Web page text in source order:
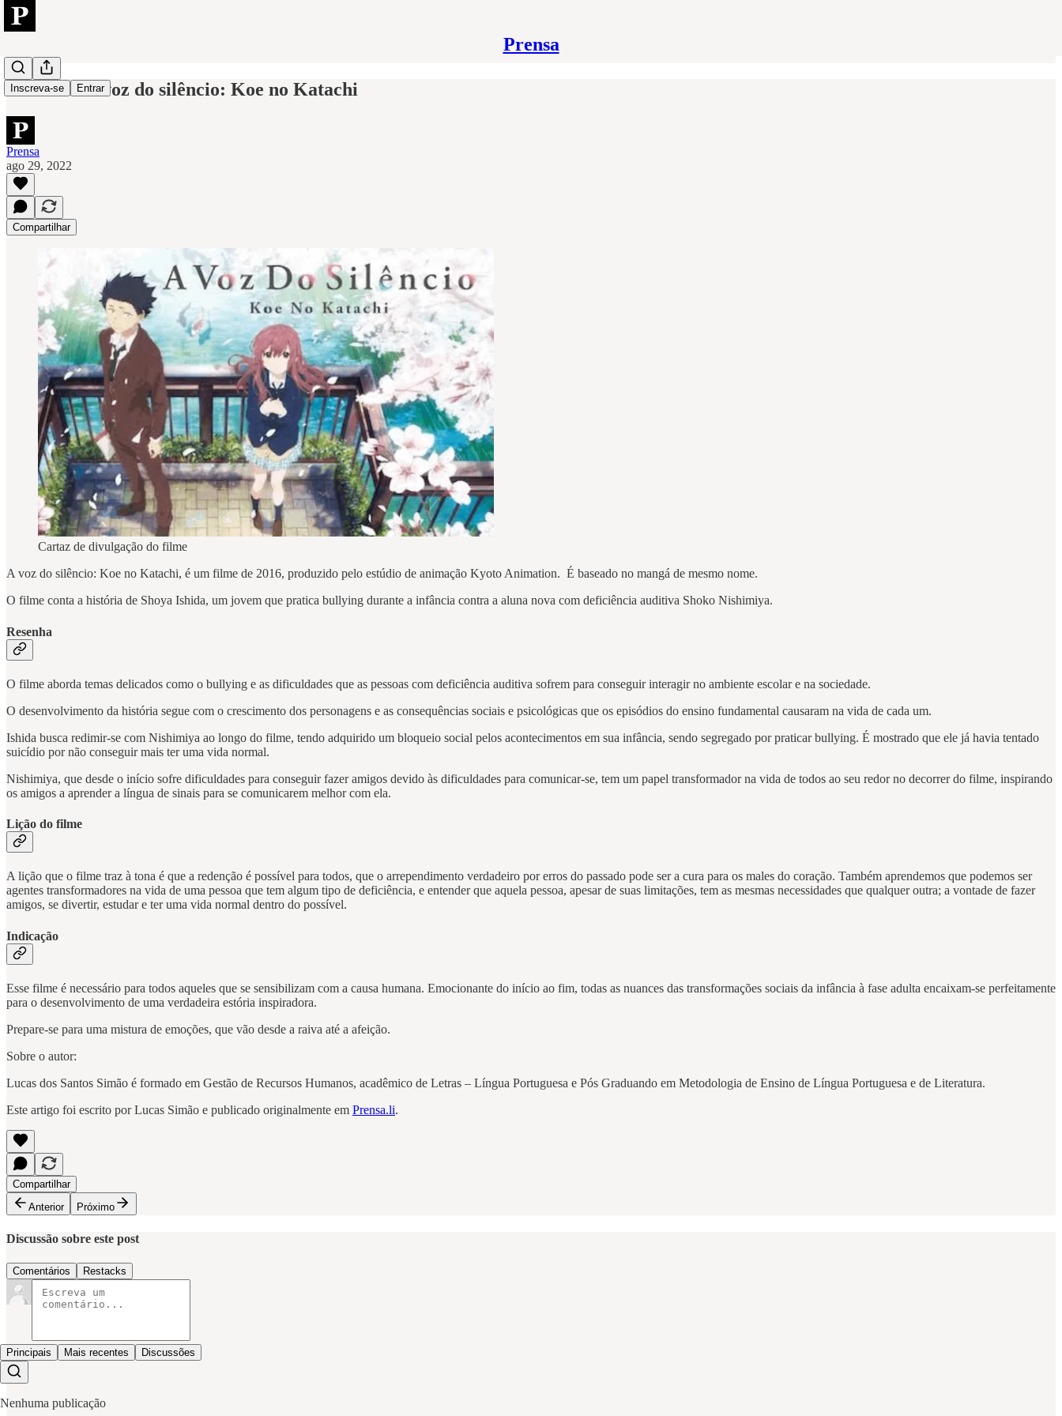
Prensa
Inscreva-se Entrar
Resenha: A voz do silêncio: Koe no Katachi
Prensa
ago 29, 2022
Compartilhar
Cartaz de divulgação do filme
A voz do silêncio: Koe no Katachi, é um filme de 2016, produzido pelo estúdio de animação Kyoto Animation. É baseado no mangá de mesmo nome.
O filme conta a história de Shoya Ishida, um jovem que pratica bullying durante a infância contra a aluna nova com deficiência auditiva Shoko Nishimiya.
Resenha
O filme aborda temas delicados como o bullying e as dificuldades que as pessoas com deficiência auditiva sofrem para conseguir interagir no ambiente escolar e na sociedade.
O desenvolvimento da história segue com o crescimento dos personagens e as consequências sociais e psicológicas que os episódios do ensino fundamental causaram na vida de cada um.
Ishida busca redimir-se com Nishimiya ao longo do filme, tendo adquirido um bloqueio social pelos acontecimentos em sua infância, sendo segregado por praticar bullying. É mostrado que ele já havia tentado
suicídio por não conseguir mais ter uma vida normal.
Nishimiya, que desde o início sofre dificuldades para conseguir fazer amigos devido às dificuldades para comunicar-se, tem um papel transformador na vida de todos ao seu redor no decorrer do filme, inspirando
os amigos a aprender a língua de sinais para se comunicarem melhor com ela.
Lição do filme
A lição que o filme traz à tona é que a redenção é possível para todos, que o arrependimento verdadeiro por erros do passado pode ser a cura para os males do coração. Também aprendemos que podemos ser
agentes transformadores na vida de uma pessoa que tem algum tipo de deficiência, e entender que aquela pessoa, apesar de suas limitações, tem as mesmas necessidades que qualquer outra; a vontade de fazer
amigos, se divertir, estudar e ter uma vida normal dentro do possível.
Indicação
Esse filme é necessário para todos aqueles que se sensibilizam com a causa humana. Emocionante do início ao fim, todas as nuances das transformações sociais da infância à fase adulta encaixam-se perfeitamente
para o desenvolvimento de uma verdadeira estória inspiradora.
Prepare-se para uma mistura de emoções, que vão desde a raiva até a afeição.
Sobre o autor:
Lucas dos Santos Simão é formado em Gestão de Recursos Humanos, acadêmico de Letras – Língua Portuguesa e Pós Graduando em Metodologia de Ensino de Língua Portuguesa e de Literatura.
Este artigo foi escrito por Lucas Simão e publicado originalmente em Prensa.li.
Compartilhar
Anterior
Próximo
Discussão sobre este post
Comentários Restacks
Principais Mais recentes Discussões
Nenhuma publicação